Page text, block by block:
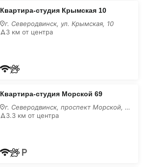
Квартира-студия Крымская 10
г. Северодвинск, ул. Крымская, 10
3 км от центра
Квартира-студия Морской 69
г. Северодвинск, проспект Морской, 69
3.3 км от центра